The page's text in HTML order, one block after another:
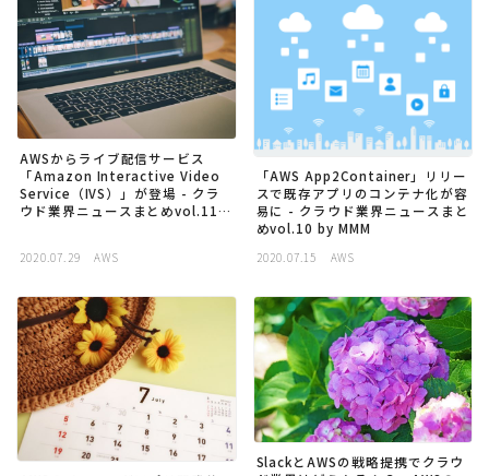
プログラミング
ビジネス
リモートワーク
社内制度
公式ページ
AWSからライブ配信サービス
「Amazon Interactive Video
Service（IVS）」が登場 - クラ
ウド業界ニュースまとめvol.11
2020.07.29 AWS
「AWS App2Container」リリー
スで既存アプリのコンテナ化が容
易に - クラウド業界ニュースまと
めvol.10 by MMM
2020.07.15 AWS
SlackとAWSの戦略提携でクラウ